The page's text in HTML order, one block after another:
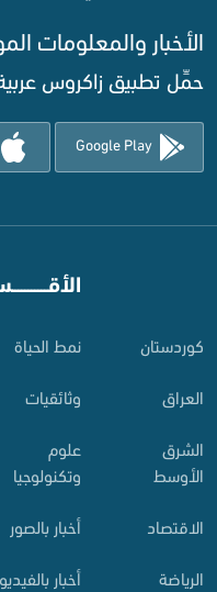
الأخبار والمعلومات
حمِّل تطبيق زاكروس
Google Play
کوردستان
العراق
الشرق
الأوسط
الاقتصاد
الرياضة
نمط الحياة
وثائقيات
علوم
وتكنولوجيا
أخبار بالصور
أخبار بالفيديو